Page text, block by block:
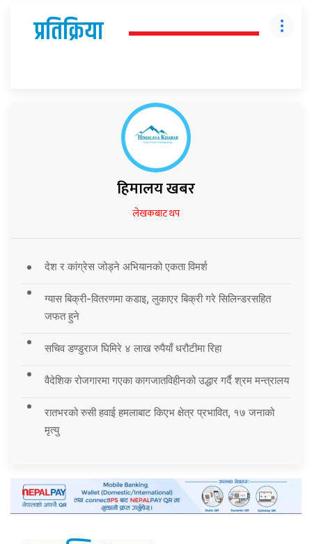
प्रतिक्रिया
हिमालय खबर
लेखकबाट थप
देश र कांग्रेस जोड्ने अभियानको एकता विमर्श
ग्यास बिक्री-वितरणमा कडाइ, लुकाएर बिक्री गरे सिलिन्डरसहित
जफत हुने
सचिव डण्डुराज घिमिरे ४ लाख रुपैयाँ धरौटीमा रिहा
वैदेशिक रोजगारमा गएका कागजातविहीनको उद्धार गर्दै श्रम मन्त्रालय
रातभरको रुसी हवाई हमलाबाट किएभ क्षेत्र प्रभावित, १७ जनाको
मृत्यु